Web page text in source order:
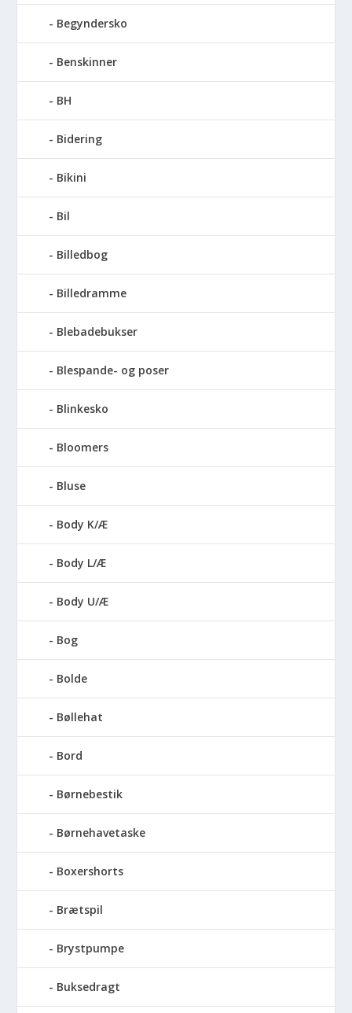
Begyndersko
Benskinner
BH
Bidering
Bikini
Bil
Billedbog
Billedramme
Blebadebukser
Blespande- og poser
Blinkesko
Bloomers
Bluse
Body K/Æ
Body L/Æ
Body U/Æ
Bog
Bolde
Bøllehat
Bord
Børnebestik
Børnehavetaske
Boxershorts
Brætspil
Brystpumpe
Buksedragt